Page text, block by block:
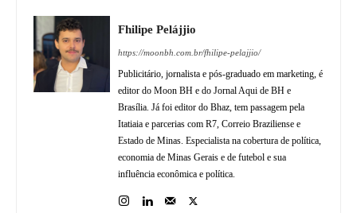
Fhilipe Pelájjio
https://moonbh.com.br/fhilipe-pelajjio/
Publicitário, jornalista e pós-graduado em marketing, é
editor do Moon BH e do Jornal Aqui de BH e
Brasília. Já foi editor do Bhaz, tem passagem pela
Itatiaia e parcerias com R7, Correio Braziliense e
Estado de Minas. Especialista na cobertura de política,
economia de Minas Gerais e de futebol e sua
influência econômica e política.